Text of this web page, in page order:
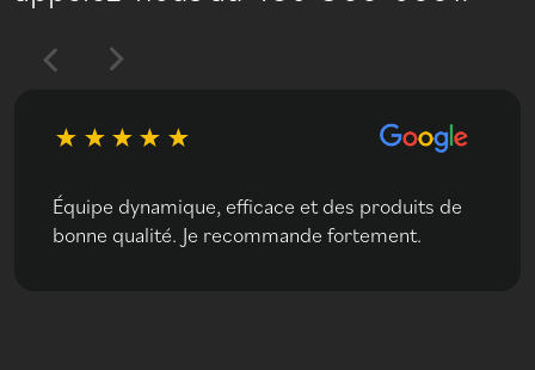
Équipe dynamique, efficace et des produits de
bonne qualité. Je recommande fortement.